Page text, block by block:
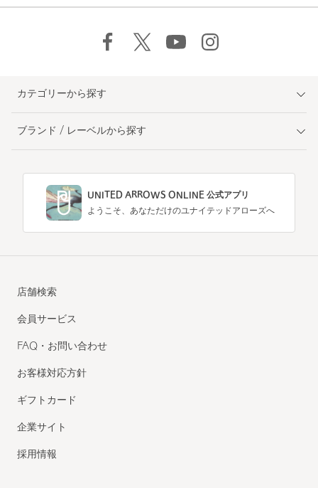
カテゴリーから探す
ブランド / レーベルから探す
UNITED ARROWS ONLINE 公式アプリ
ようこそ、あなただけのユナイテッドアローズへ
店舗検索
会員サービス
FAQ・お問い合わせ
お客様対応方針
ギフトカード
企業サイト
採用情報